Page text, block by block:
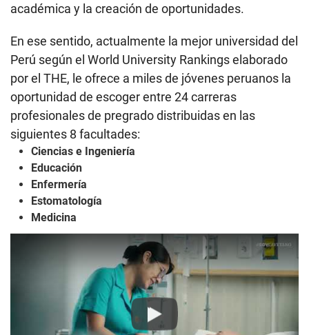
académica y la creación de oportunidades.
En ese sentido, actualmente la mejor universidad del
Perú según el World University Rankings elaborado
por el THE, le ofrece a miles de jóvenes peruanos la
oportunidad de escoger entre 24 carreras
profesionales de pregrado distribuidas en las
siguientes 8 facultades:
Ciencias e Ingeniería
Educación
Enfermería
Estomatología
Medicina
Play